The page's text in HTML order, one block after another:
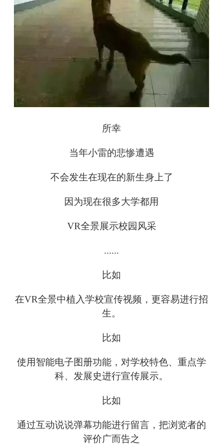
所幸
当年小雷的悲惨遭遇
不会发生在现在的新生身上了
因为现在很多大学都用
VR全景展示校园风采
......
比如
在VR全景中植入学校宣传视频，更容易进行招
生。
比如
使用智能电子图册功能，对学校特色、重点学
科、发展史进行宣传展示。
比如
通过互动说说弹幕功能进行留言，把浏览者的
评价广而告之